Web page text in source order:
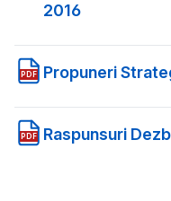
2016
PDF Propuneri
PDF Raspunsuri